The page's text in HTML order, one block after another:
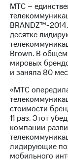
МТС –
BRANDZ™-
десятке
Brown. В
мировых
и заняла 80
«МТС
стоимости
11 раз. Этот
компании
лидирующие
мобильного